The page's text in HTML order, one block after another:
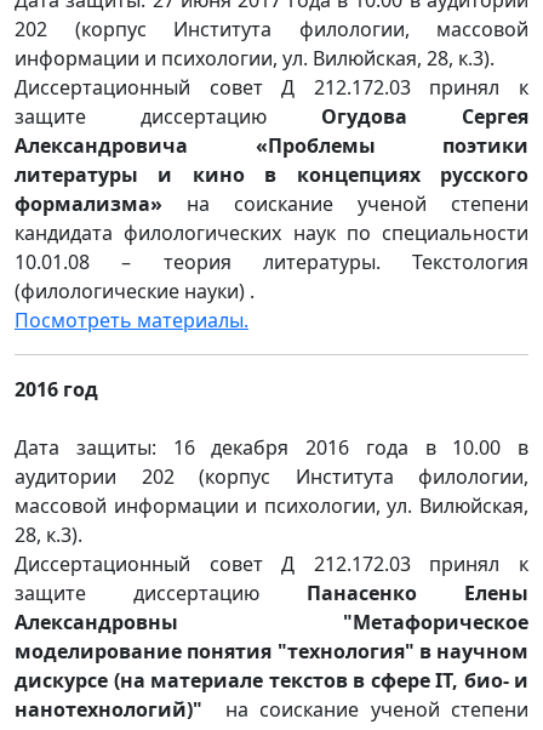
202 (корпус Института филологии, массовой
информации и психологии, ул. Вилюйская, 28, к.3).
Диссертационный совет Д 212.172.03 принял к
защите диссертацию Огудова Сергея
Александровича «Проблемы поэтики
литературы и кино в концепциях русского
формализма» на соискание ученой степени
кандидата филологических наук по специальности
10.01.08 – теория литературы. Текстология
(филологические науки) .
Посмотреть материалы.
2016 год
Дата защиты: 16 декабря 2016 года в 10.00 в
аудитории 202 (корпус Института филологии,
массовой информации и психологии, ул. Вилюйская,
28, к.3).
Диссертационный совет Д 212.172.03 принял к
защите диссертацию Панасенко Елены
Александровны "Метафорическое
моделирование понятия "технология" в научном
дискурсе (на материале текстов в сфере IT, био- и
нанотехнологий)"
на соискание ученой степени